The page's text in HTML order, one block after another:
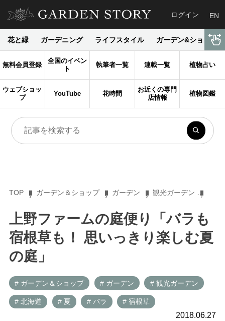
ログイン EN
花と緑 ガーデニング ライフスタイル ガーデン&ショップ
無料会員登録
全国のイベン
ト
執筆者一覧 連載一覧 植物占い
ウェブショッ
プ
YouTube 花時間
お近くの専門
店情報
植物図鑑
TOP ガーデン＆ショップ ガーデン 観光ガーデン
上野ファームの庭便り「バラも
宿根草も！ 思いっきり楽しむ夏
の庭」
# ガーデン＆ショップ # ガーデン # 観光ガーデン
# 北海道 # 夏 # バラ # 宿根草
2018.06.27